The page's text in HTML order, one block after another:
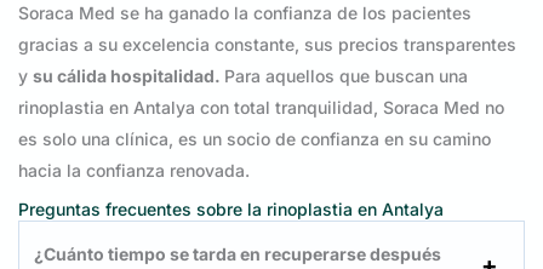
Soraca Med se ha ganado la confianza de los pacientes
gracias a su excelencia constante, sus precios transparentes
y su cálida hospitalidad. Para aquellos que buscan una
rinoplastia en Antalya con total tranquilidad, Soraca Med no
es solo una clínica, es un socio de confianza en su camino
hacia la confianza renovada.
Preguntas frecuentes sobre la rinoplastia en Antalya
¿Cuánto tiempo se tarda en recuperarse después